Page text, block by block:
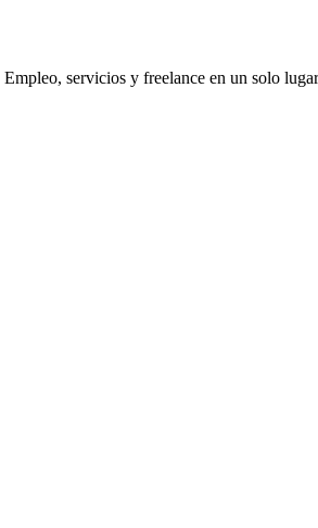
servicios y freelance en un solo